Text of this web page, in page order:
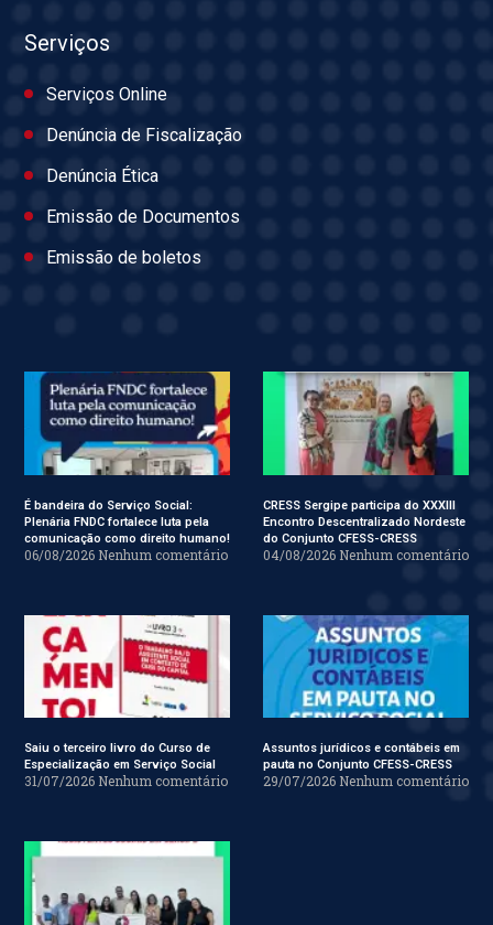
Serviços
Serviços Online
Denúncia de Fiscalização
Denúncia Ética
Emissão de Documentos
Emissão de boletos
É bandeira do Serviço Social:
Plenária FNDC fortalece luta pela
comunicação como direito humano!
06/08/2026 Nenhum comentário
CRESS Sergipe participa do XXXIII
Encontro Descentralizado Nordeste
do Conjunto CFESS-CRESS
04/08/2026 Nenhum comentário
Saiu o terceiro livro do Curso de
Especialização em Serviço Social
31/07/2026 Nenhum comentário
Assuntos jurídicos e contábeis em
pauta no Conjunto CFESS-CRESS
29/07/2026 Nenhum comentário